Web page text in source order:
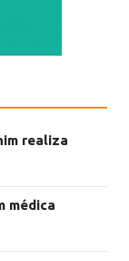
realiza
médica